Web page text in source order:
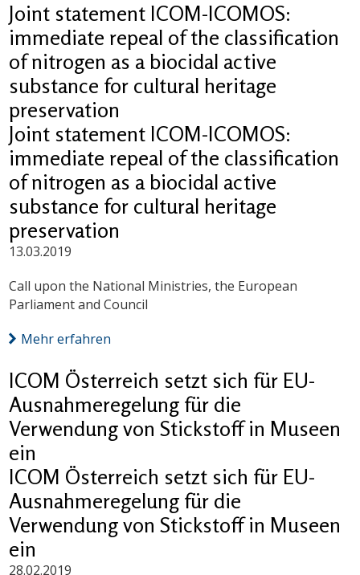
Joint statement ICOM-ICOMOS:
immediate repeal of the classification
of nitrogen as a biocidal active
substance for cultural heritage
preservation
Joint statement ICOM-ICOMOS:
immediate repeal of the classification
of nitrogen as a biocidal active
substance for cultural heritage
preservation
13.03.2019
Call upon the National Ministries, the European
Parliament and Council
Mehr erfahren
ICOM Österreich setzt sich für EU-
Ausnahmeregelung für die
Verwendung von Stickstoff in Museen
ein
ICOM Österreich setzt sich für EU-
Ausnahmeregelung für die
Verwendung von Stickstoff in Museen
ein
28.02.2019